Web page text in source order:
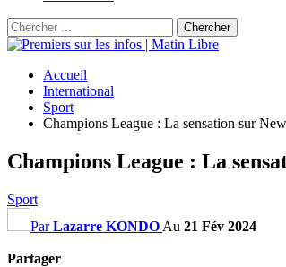
Accueil
International
Sport
Champions League : La sensation sur
Champions League : La
Sport
ParLazarre KONDO Au 21 Fév 2024
Partager